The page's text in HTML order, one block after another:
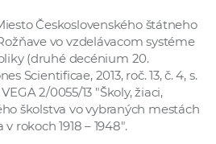
Československého štátneho
vo vzdelávacom systéme
(druhé decénium 20.
Scientificae, 2013, roč. 13, č. 4, s.
VEGA 2/0055/13 "Školy, žiaci,
školstva vo vybraných mestách
rokoch 1918 – 1948".